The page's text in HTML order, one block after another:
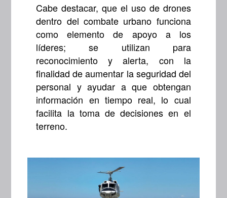
Cabe destacar, que el uso de drones
dentro del combate urbano funciona
como elemento de apoyo a los
líderes; se utilizan para
reconocimiento y alerta, con la
finalidad de aumentar la seguridad del
personal y ayudar a que obtengan
información en tiempo real, lo cual
facilita la toma de decisiones en el
terreno.